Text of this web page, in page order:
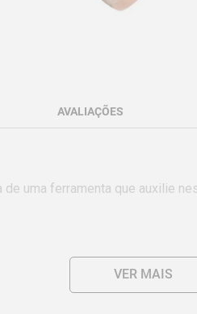
AVALIAÇÕES
uma ferramenta que auxilie
garantir sua resistência
as lâminas para garantir uma
VER MAIS